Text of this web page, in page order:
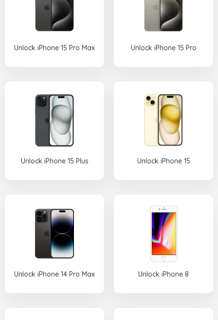
Unlock iPhone 15 Pro Max Unlock iPhone 15 Pro
Unlock iPhone 15 Plus Unlock iPhone 15
Unlock iPhone 14 Pro Max Unlock iPhone 8